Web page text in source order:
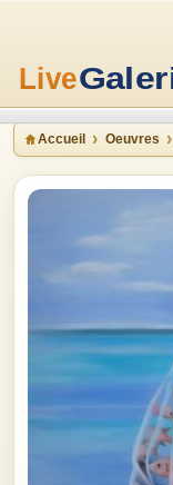
Accueil Oeuvres